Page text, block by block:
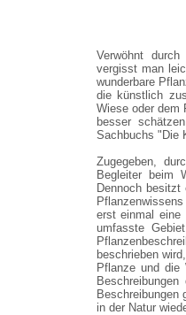
Verwöhnt
vergisst man
wunderbare
die künstlich
Wiese oder dem
besser
Sachbuchs "Die
Zugegeben,
Begleiter beim
Dennoch
erst einmal eine
umfasste
beschrieben
Pflanze und
Beschreibungen
in der Natur